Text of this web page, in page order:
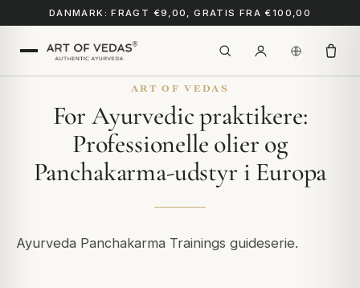
DANMARK: FRAGT €9,00, GRATIS FRA €100,00
ART OF VEDAS
For Ayurvedic praktikere:
Professionelle olier og
Panchakarma-udstyr i Europa
Ayurveda Panchakarma Trainings guideserie.